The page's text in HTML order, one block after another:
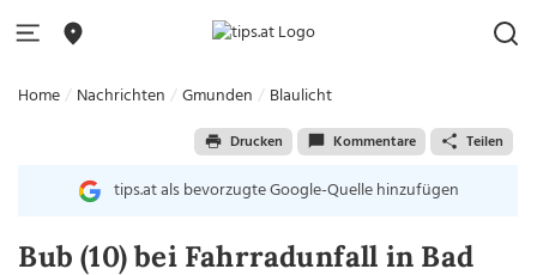
Home Nachrichten Gmunden Blaulicht
Drucken Kommentare Teilen
tips.at als bevorzugte Google-Quelle hinzufügen
Bub (10) bei Fahrradunfall in Bad